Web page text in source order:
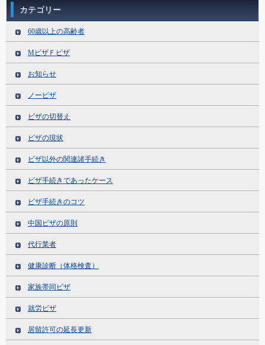
カテゴリー
60歳以上の高齢者
MビザＦビザ
お知らせ
ノービザ
ビザの切替え
ビザの現状
ビザ以外の関連諸手続き
ビザ手続きであったケース
ビザ手続きのコツ
中国ビザの原則
代行業者
健康診断（体格検査）
家族帯同ビザ
就労ビザ
居留許可の延長更新